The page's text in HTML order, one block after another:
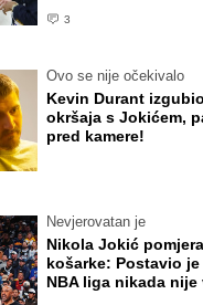
3
Ovo se nije očekivalo
Kevin Durant
okršaja s Jokićem,
pred kamere!
Nevjerovatan je
Nikola Jokić
košarke: Postavio
NBA liga nikada nije